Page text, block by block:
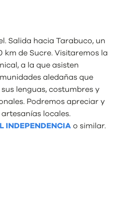
Salida hacia Tarabuco, un
km de Sucre. Visitaremos la
a la que asisten
aledañas que
lenguas, costumbres y
Podremos apreciar y
locales.
INDEPENDENCIA o similar.